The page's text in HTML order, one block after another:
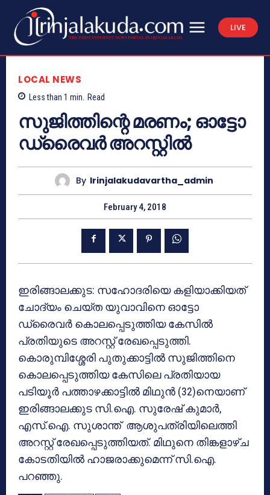
LIVE
LOCAL NEWS
Less than 1 min. Read
സുജിത്തിന്റെ മരണം; ഓട്ടോ
ഡ്രൈവര്‍ അറസ്റ്റില്‍
By Irinjalakudavartha_admin
February 4, 2018
ഇരിങ്ങാലക്കുട: സഹോദരിയെ കളിയാക്കിയത്
ചോദ്യം ചെയ്ത യുവാവിനെ ഓട്ടോ
ഡ്രൈവര്‍ കൊലപ്പെടുത്തിയ കേസില്‍
പ്രതിയുടെ അറസ്റ്റ് രേഖപ്പെടുത്തി.
കൊരുമ്പിശ്ശേരി പുതുക്കാട്ടില്‍ സുജിത്തിനെ
കൊലപ്പെടുത്തിയ കേസിലെ പ്രതിയായ
പടിയൂര്‍ പത്താഴക്കാട്ടില്‍ മിഥുന്‍ (32)നെയാണ്
ഇരിങ്ങാലക്കുട സി.ഐ. സുരേഷ് കുമാര്‍,
എസ്.ഐ. സുശാന്ത് ആശുപത്രിയിലെത്തി
അറസ്റ്റ് രേഖപ്പെടുത്തിയത്. മിഥുനെ തിങ്കളാഴ്ച
കോടതിയില്‍ ഹാജരാക്കുമെന്ന് സി.ഐ.
പറഞ്ഞു.